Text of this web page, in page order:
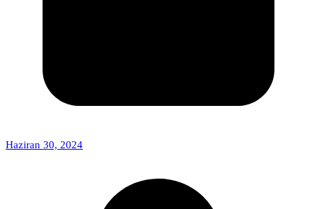
Haziran 30, 2024